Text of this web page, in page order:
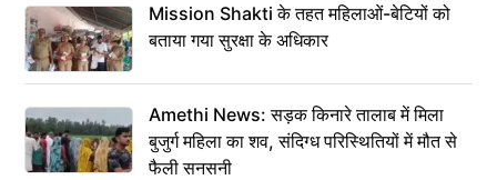
Mission Shakti के तहत महिलाओं-बेटियों को
बताया गया सुरक्षा के अधिकार
Amethi News: सड़क किनारे तालाब में मिला
बुजुर्ग महिला का शव, संदिग्ध परिस्थितियों में मौत से
फैली सनसनी